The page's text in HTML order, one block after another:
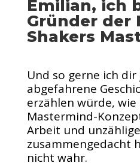
Emilian, ich
Gründer der
Shakers
Und so gerne ich
abgefahrene
erzählen würde, wie
Mastermind-
Arbeit und
zusammengedacht
nicht wahr.